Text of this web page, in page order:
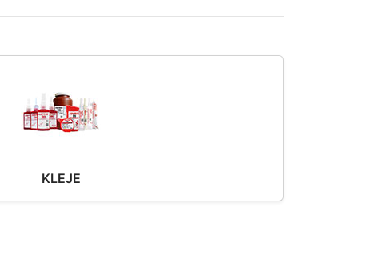
KLEJE